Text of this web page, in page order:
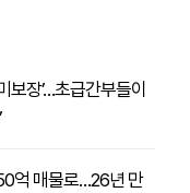
보장’…초급간부들이
억 매물로…26년 만